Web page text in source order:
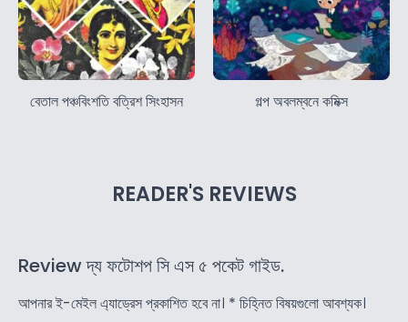
বেতাল পঞ্চবিংশতি বত্রিশ সিংহাসন গল্প অবলম্বনে কমিক্স
READER'S REVIEWS
Review দ্য ফটোশপ সি এস ৫ পকেট গাইড.
আপনার ই-মেইল এ্যাড্রেস প্রকাশিত হবে না। * চিহ্নিত বিষয়গুলো আবশ্যক।